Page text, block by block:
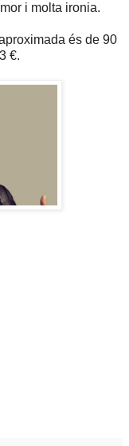
i molta ironia.
és de 90
€.